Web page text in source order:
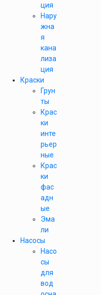
ция
Нару
жна
я
кана
лиза
ция
Краски
Грун
ты
Крас
ки
инте
рьер
ные
Крас
ки
фас
адн
ые
Эма
ли
Насосы
Насо
сы
для
вод